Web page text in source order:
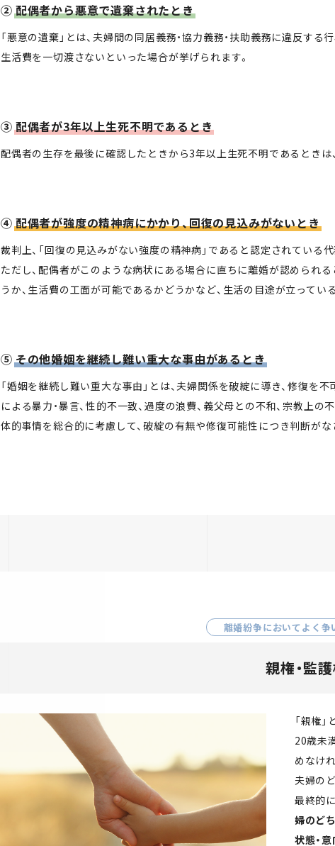
② 配偶者から悪意で遺棄されたとき
「悪意の遺棄」とは、夫婦間の同居義務・協力義務・扶助義務に違反す
生活費を一切渡さないといった場合が挙げられます。
③ 配偶者が3年以上生死不明であるとき
配偶者の生存を最後に確認したときから3年以上生死不明であるときは
④ 配偶者が強度の精神病にかかり、回復の見込みがないとき
裁判上、「回復の見込みがない強度の精神病」であると認定されている
ただし、配偶者がこのような病状にある場合に直ちに離婚が認められ
うか、生活費の工面が可能であるかどうかなど、生活の目途が立ってい
⑤ その他婚姻を継続し難い重大な事由があるとき
「婚姻を継続し難い重大な事由」とは、夫婦関係を破綻に導き、修復を
による暴力・暴言、性的不一致、過度の浪費、義父母との不和、宗教上
体的事情を総合的に考慮して、破綻の有無や修復可能性につき判断がな
離婚紛争においてよく争
親権・監
「親権
20歳未
めなけ
夫婦の
最終的
婦のど
状態・